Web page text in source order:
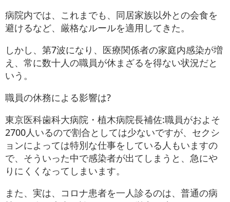
病院内では、これまでも、同居家族以外との会食を
避けるなど、厳格なルールを適用してきた。
しかし、第7波になり、医療関係者の家庭内感染が増
え、常に数十人の職員が休まざるを得ない状況だと
いう。
職員の休務による影響は?
東京医科歯科大病院・植木病院長補佐:職員がおよそ
2700人いるので割合としては少ないですが、セクシ
ョンによっては特別な仕事をしている人もいますの
で、そういった中で感染者が出てしまうと、急にや
りにくくなってしまいます。
また、実は、コロナ患者を一人診るのは、普通の病